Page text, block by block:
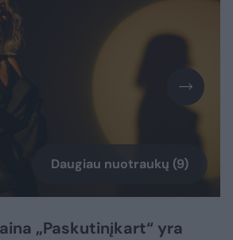
Daugiau nuotraukų (9)
„Paskutinįkart“ yra